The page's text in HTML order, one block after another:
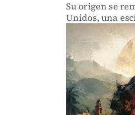
Su origen se
Unidos, una
Beltrán Leyva
acumulado